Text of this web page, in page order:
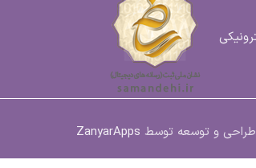
طراحی و توسعه توسط ZanyarApps